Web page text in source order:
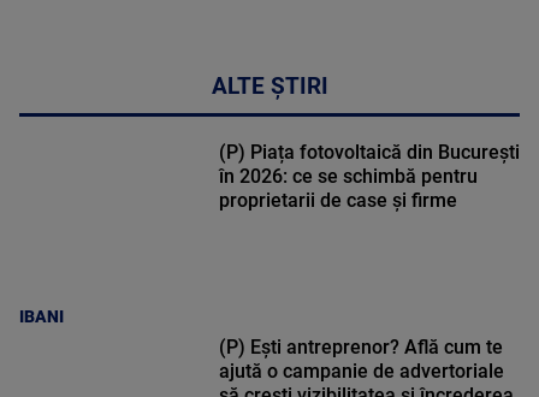
ALTE ȘTIRI
IBANI
(P) Piața fotovoltaică din București
în 2026: ce se schimbă pentru
proprietarii de case și firme
(P) Ești antreprenor? Află cum te
ajută o campanie de advertoriale